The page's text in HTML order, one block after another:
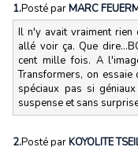
1.Posté parMARC
Il n'y avait vraiment rien
allé voir ça. Que
cent mille fois. A
Transformers, on
spéciaux pas si
suspense et sans
2.Posté parKOYOLITE